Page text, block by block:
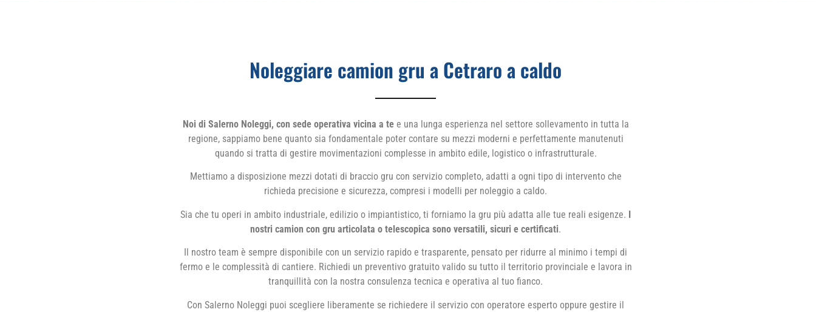
Noleggiare camion gru a Cetraro a caldo
Noi di Salerno Noleggi, con sede operativa vicina a tee una lunga esperienza nel settore sollevamento in tutta la
regione, sappiamo bene quanto sia fondamentale poter contare su mezzi moderni e perfettamente manutenuti
quando si tratta di gestire movimentazioni complesse in ambito edile, logistico o infrastrutturale.
Mettiamo a disposizione mezzi dotati di braccio gru con servizio completo, adatti a ogni tipo di intervento che
richieda precisione e sicurezza, compresi i modelli per noleggio a caldo.
Sia che tu operi in ambito industriale, edilizio o impiantistico, ti forniamo la gru più adatta alle tue reali esigenze. I
nostri camion con gru articolata o telescopica sono versatili, sicuri e certificati.
Il nostro team è sempre disponibile con un servizio rapido e trasparente, pensato per ridurre al minimo i tempi di
fermo e le complessità di cantiere. Richiedi un preventivo gratuito valido su tutto il territorio provinciale e lavora in
tranquillità con la nostra consulenza tecnica e operativa al tuo fianco.
Con Salerno Noleggi puoi scegliere liberamente se richiedere il servizio con operatore esperto oppure gestire il